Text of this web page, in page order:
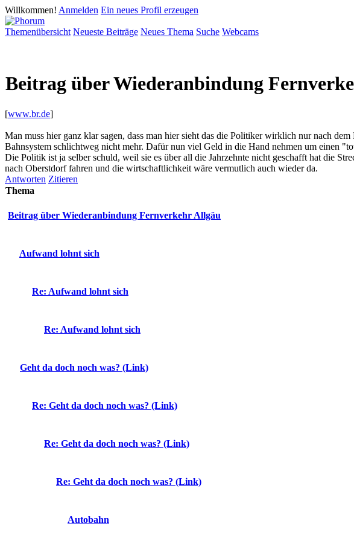
Willkommen! Anmelden Ein neues Profil erzeugen
Themenübersicht Neueste Beiträge Neues Thema Suche Webcams
Beitrag über Wiederanbindung
[www.br.de]
Man muss hier ganz klar sagen, dass man hier sieht das die Politiker wirklich nur nach
Bahnsystem schlichtweg nicht mehr. Dafür nun viel Geld in die Hand nehmen um einen
Die Politik ist ja selber schuld, weil sie es über all die Jahrzehnte nicht geschafft hat die
nach Oberstdorf fahren und die wirtschaftlichkeit wäre vermutlich auch wieder da.
Antworten Zitieren
Thema
Beitrag über Wiederanbindung Fernverkehr Allgäu
Aufwand lohnt sich
Re: Aufwand lohnt sich
Re: Aufwand lohnt sich
Geht da doch noch was? (Link)
Re: Geht da doch noch was? (Link)
Re: Geht da doch noch was? (Link)
Re: Geht da doch noch was? (Link)
Autobahn